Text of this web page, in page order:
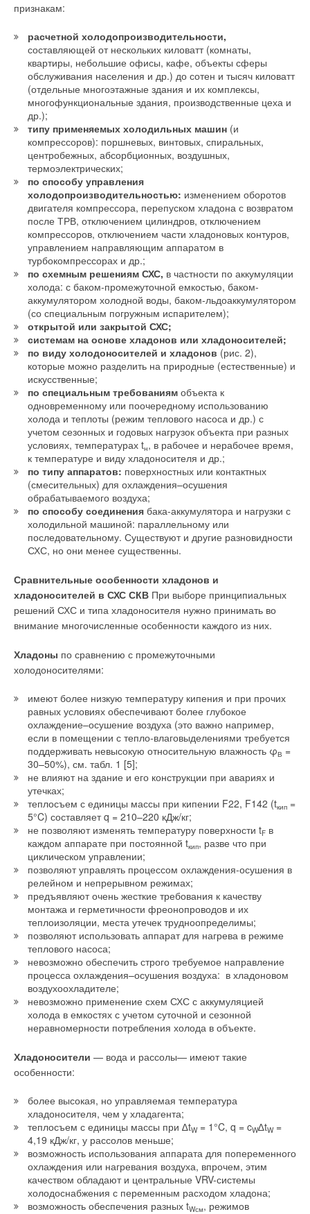
признакам:
расчетной холодопроизводительности,
составляющей от нескольких киловатт (комнаты,
квартиры, небольшие офисы, кафе, объекты сферы
обслуживания населения и др.) до сотен и тысяч киловатт
(отдельные многоэтажные здания и их комплексы,
многофункциональные здания, производственные цеха и
др.);
типу применяемых холодильных машин (и
компрессоров): поршневых, винтовых, спиральных,
центробежных, абсорбционных, воздушных,
термоэлектрических;
по способу управления
холодопроизводительностью: изменением оборотов
двигателя компрессора, перепуском хладона с возвратом
после ТРВ, отключением цилиндров, отключением
компрессоров, отключением части хладоновых контуров,
управлением направляющим аппаратом в
турбокомпрессорах и др.;
по схемным решениям СХС, в частности по аккумуляции
холода: с баком-промежуточной емкостью, баком-
аккумулятором холодной воды, баком-льдоаккумулятором
(со специальным погружным испарителем);
открытой или закрытой СХС;
системам на основе хладонов или хладоносителей;
по виду холодоносителей и хладонов (рис. 2),
которые можно разделить на природные (естественные) и
искусственные;
по специальным требованиям объекта к
одновременному или поочередному использованию
холода и теплоты (режим теплового насоса и др.) с
учетом сезонных и годовых нагрузок объекта при разных
условиях, температурах tн, в рабочее и нерабочее время,
к температуре и виду хладоносителя и др.;
по типу аппаратов: поверхностных или контактных
(смесительных) для охлаждения–осушения
обрабатываемого воздуха;
по способу соединения бака-аккумулятора и нагрузки с
холодильной машиной: параллельному или
последовательному. Существуют и другие разновидности
СХС, но они менее существенны.
Сравнительные особенности хладонов и
хладоносителей в СХС СКВ При выборе принципиальных
решений СХС и типа хладоносителя нужно принимать во
внимание многочисленные особенности каждого из них.
Хладоны по сравнению с промежуточными
холодоносителями:
имеют более низкую температуру кипения и при прочих
равных условиях обеспечивают более глубокое
охлаждение–осушение воздуха (это важно например,
если в помещении с тепло-влаговыделениями требуется
поддерживать невысокую относительную влажность φВ =
30–50%), см. табл. 1 [5];
не влияют на здание и его конструкции при авариях и
утечках;
теплосъем с единицы массы при кипении F22, F142 (tкип =
5°C) составляет q = 210–220 кДж/кг;
не позволяют изменять температуру поверхности tF в
каждом аппарате при постоянной tкип, разве что при
циклическом управлении;
позволяют управлять процессом охлаждения-осушения в
релейном и непрерывном режимах;
предъявляют очень жесткие требования к качеству
монтажа и герметичности фреонопроводов и их
теплоизоляции, места утечек трудноопределимы;
позволяют использовать аппарат для нагрева в режиме
теплового насоса;
невозможно обеспечить строго требуемое направление
процесса охлаждения–осушения воздуха: в хладоновом
воздухоохладителе;
невозможно применение схем СХС с аккумуляцией
холода в емкостях с учетом суточной и сезонной
неравномерности потребления холода в объекте.
Хладоносители — вода и рассолы— имеют такие
особенности:
более высокая, но управляемая температура
хладоносителя, чем у хладагента;
теплосъем с единицы массы при ∆tW= 1°C, q = cW∆tW=
4,19 кДж/кг, у рассолов меньше;
возможность использования аппарата для попеременного
охлаждения или нагревания воздуха, впрочем, этим
качеством обладают и центральные VRV-системы
холодоснабжения с переменным расходом хладона;
возможность обеспечения разных tWсм, режимов
Добавить комментарий
Ваше имя *
Ваш E-mail *
Текст комментария